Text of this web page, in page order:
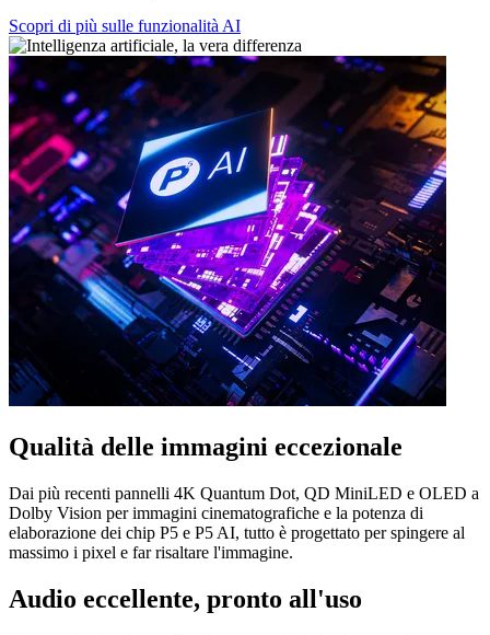
Scopri di più sulle funzionalità AI
Qualità delle immagini eccezionale
Dai più recenti pannelli 4K Quantum Dot, QD MiniLED e OLED a
Dolby Vision per immagini cinematografiche e la potenza di
elaborazione dei chip P5 e P5 AI, tutto è progettato per spingere al
massimo i pixel e far risaltare l'immagine.
Audio eccellente, pronto all'uso